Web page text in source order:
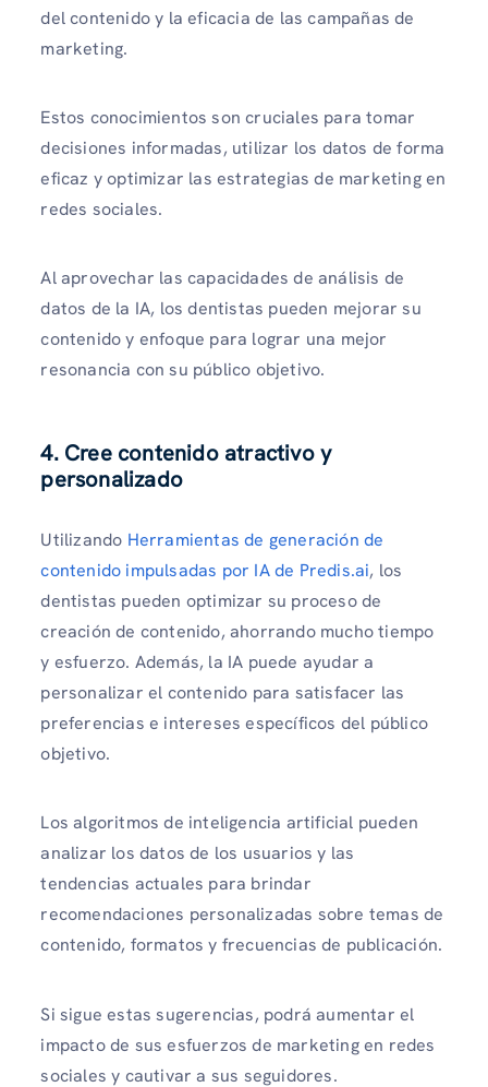
del contenido y la eficacia de las campañas de
marketing.
Estos conocimientos son cruciales para tomar
decisiones informadas, utilizar los datos de forma
eficaz y optimizar las estrategias de marketing en
redes sociales.
Al aprovechar las capacidades de análisis de
datos de la IA, los dentistas pueden mejorar su
contenido y enfoque para lograr una mejor
resonancia con su público objetivo.
4. Cree contenido atractivo y
personalizado
Utilizando Herramientas de generación de
contenido impulsadas por IA de Predis.ai, los
dentistas pueden optimizar su proceso de
creación de contenido, ahorrando mucho tiempo
y esfuerzo. Además, la IA puede ayudar a
personalizar el contenido para satisfacer las
preferencias e intereses específicos del público
objetivo.
Los algoritmos de inteligencia artificial pueden
analizar los datos de los usuarios y las
tendencias actuales para brindar
recomendaciones personalizadas sobre temas de
contenido, formatos y frecuencias de publicación.
Si sigue estas sugerencias, podrá aumentar el
impacto de sus esfuerzos de marketing en redes
sociales y cautivar a sus seguidores.